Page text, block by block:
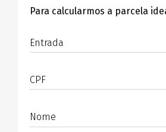
Para calcularmos a parcela
Entrada
CPF
Nome